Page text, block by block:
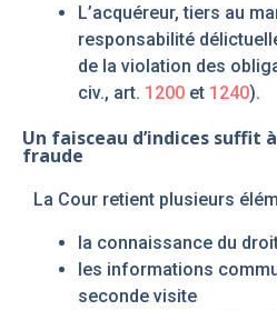
L’acquéreur, tiers au
responsabilité
de la violation des
civ., art. 1200 et 1240).
Un faisceau d’indices suffit
fraude
La Cour retient plusieurs
la connaissance du
les informations
seconde visite